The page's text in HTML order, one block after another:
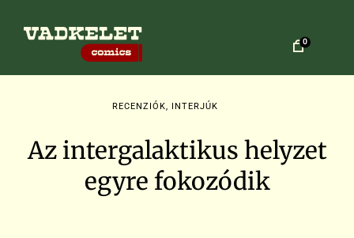
tartalomhoz
V
k
e
0
RECENZIÓK, INTERJÚK
Az intergalaktikus helyzet
egyre fokozódik